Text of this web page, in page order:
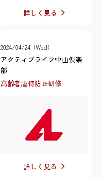
詳しく見る
2024/04/24（Wed）
アクティブライフ中山倶楽
部
高齢者虐待防止研修
詳しく見る